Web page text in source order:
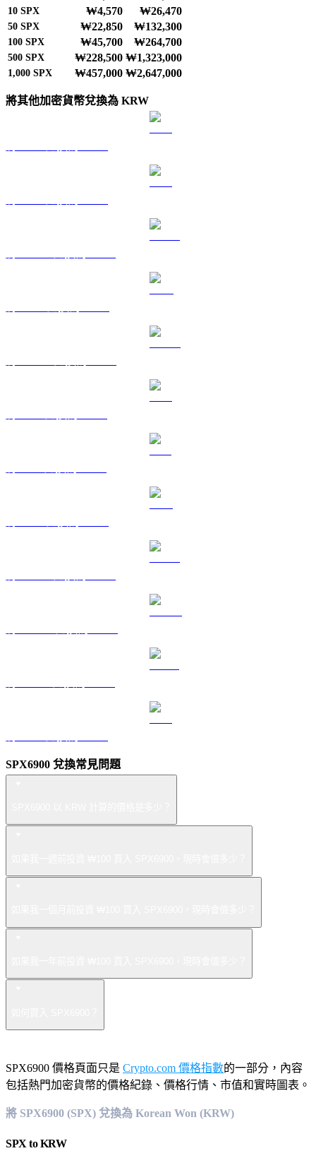
10 SPX ₩4,570 ₩26,470
50 SPX ₩22,850 ₩132,300
100 SPX ₩45,700 ₩264,700
500 SPX ₩228,500 ₩1,323,000
1,000 SPX ₩457,000 ₩2,647,000
將其他加密貨幣兌換為 KRW
SPX6900 兌換常見問題
SPX6900 價格頁面只是 Crypto.com 價格指數的一部分，內容
包括熱門加密貨幣的價格紀錄、價格行情、市值和實時圖表。
將 SPX6900 (SPX) 兌換為 Korean Won (KRW)
SPX toKRW